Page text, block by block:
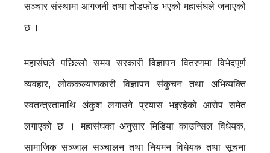
सञ्चार संस्थामा आगजनी तथा तोडफोड भएको महासंघले जनाएको
छ ।
महासंघले पछिल्लो समय सरकारी विज्ञापन वितरणमा विभेदपूर्ण
व्यवहार, लोककल्याणकारी विज्ञापन संकुचन तथा अभिव्यक्ति
स्वतन्त्रतामाथि अंकुश लगाउने प्रयास भइरहेको आरोप समेत
लगाएको छ । महासंघका अनुसार मिडिया काउन्सिल विधेयक,
सामाजिक सञ्जाल सञ्चालन तथा नियमन विधेयक तथा सूचना